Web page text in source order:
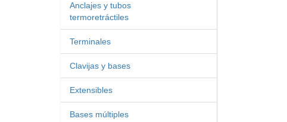
Anclajes y tubos
termoretráctiles
Terminales
Clavijas y bases
Extensibles
Bases múltiples